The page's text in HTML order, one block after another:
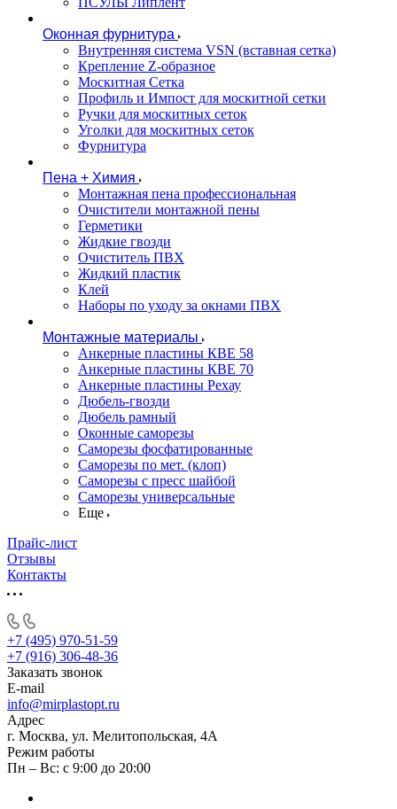
Оконная фурнитура
Внутренняя система VSN (вставная сетка)
Крепление Z-образное
Москитная Сетка
Профиль и Импост для москитной сетки
Ручки для москитных сеток
Уголки для москитных сеток
Фурнитура
Пена + Химия
Монтажная пена профессиональная
Очистители монтажной пены
Герметики
Жидкие гвозди
Очиститель ПВХ
Жидкий пластик
Клей
Наборы по уходу за окнами ПВХ
Монтажные материалы
Анкерные пластины КВЕ 58
Анкерные пластины КВЕ 70
Анкерные пластины Рехау
Дюбель-гвозди
Дюбель рамный
Оконные саморезы
Саморезы фосфатированные
Саморезы по мет. (клоп)
Саморезы с пресс шайбой
Саморезы универсальные
Еще
Прайс-лист
Отзывы
Контакты
+7 (495) 970-51-59
+7 (916) 306-48-36
Заказать звонок
E-mail
info@mirplastopt.ru
Адрес
г. Москва, ул. Мелитопольская, 4А
Режим работы
Пн – Вс: с 9:00 до 20:00